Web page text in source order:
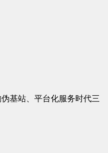
基站、平台化服务时代三